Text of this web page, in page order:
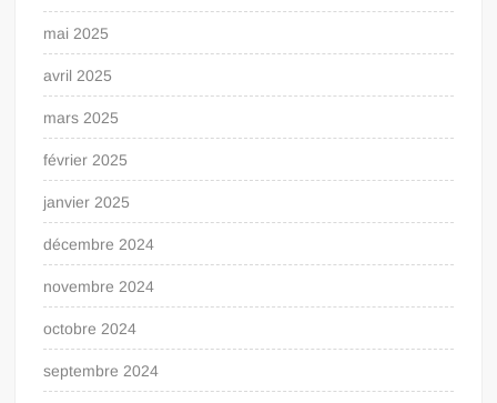
mai 2025
avril 2025
mars 2025
février 2025
janvier 2025
décembre 2024
novembre 2024
octobre 2024
septembre 2024